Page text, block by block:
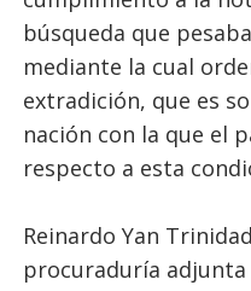
búsqueda que
mediante la cual
extradición, que es
nación con la que el
respecto a esta
Reinardo Yan
procuraduría